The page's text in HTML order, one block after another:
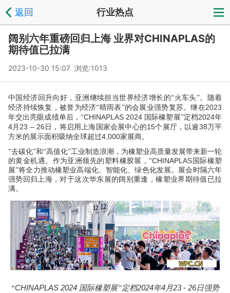
返回 行业热点
阔别六年重磅回归上海 业界对CHINAPLAS的
期待值已拉满
2023-10-30 15:07 浏览:1013
中国经济回升向好，亚洲继续担当世界经济增长的“火车头”。随着
经济持续恢复，被誉为经济“晴雨表”的会展业强势复苏。继在2023
年交出亮眼成绩单后，“CHINAPLAS2024 国际橡塑展”定档2024年
4月23 – 26 日，将启用上海国家会展中心的15个展厅，以逾38万平
方米的展示面积吸纳全球超过4,000家展商。
“去碳化”和“高值化”工业制造浪潮，为橡塑业高质量发展带来新一轮
的黄金机遇。作为亚洲领先的塑料橡胶展，“CHINAPLAS 国际橡塑
展”将全力推动橡塑业高端化、智能化、绿色化发展。展会时隔六年
强势回归上海，对于这次华东展的阔别重逢，橡塑业界期待值已拉
满。
“CHINAPLAS 2024 国际橡塑展”定档2024年4月23 - 26日强势